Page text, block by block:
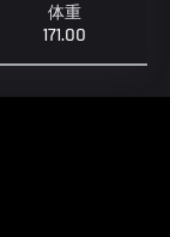
体重
171.00